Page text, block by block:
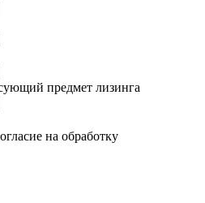
предмет лизинга
на обработку